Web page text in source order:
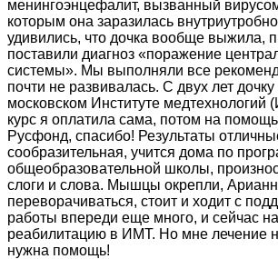
менингоэнцефалит, вызванный
которым она заразилась
удивились, что дочка вообще выжила,
поставили диагноз «поражение
системы». Мы выполняли все
почти не развивалась. С двух лет дочку
московском Институте
курс я оплатила сама, потом на
Русфонд, спасибо! Результаты
сообразительная, учится дома по
общеобразовательной школы,
слоги и слова. Мышцы окрепли,
переворачиваться, стоит и ходит с
работы впереди еще много, и сейчас
реабилитацию в ИМТ. Но мне лечение
нужна помощь!